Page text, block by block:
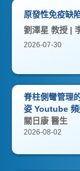
原發性免疫缺
劉澤星 教授 |
2026-07-30
脊柱側彎管理
姿 Youtube 頻
關日康 醫生
2026-08-02